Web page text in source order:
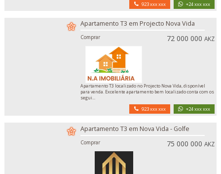
923 xxx xxx +24 xxx xxx
Apartamento T3 em Projecto Nova Vida
Comprar 72 000 000AKZ
Apartamento T3 localizado no Projecto Nova Vida, disponível
para venda. Excelente apartamento bem localizado conta com os
segui...
923 xxx xxx +24 xxx xxx
Apartamento T3 em Nova Vida - Golfe
Comprar 75 000 000AKZ